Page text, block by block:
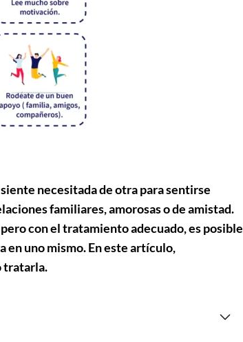
necesitada de otra para sentirse
familiares, amorosas o de amistad.
con el tratamiento adecuado, es posible
en uno mismo. En este artículo,
tratarla.